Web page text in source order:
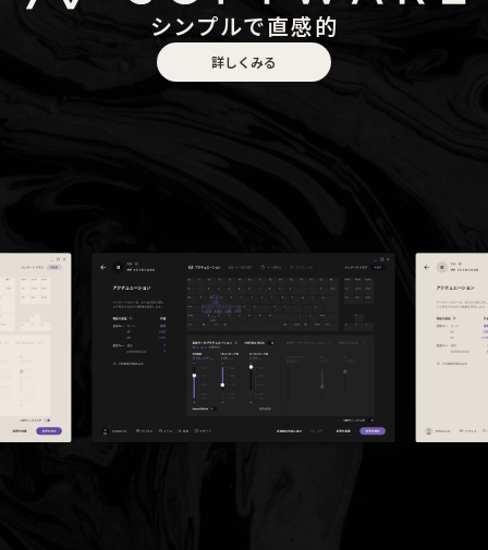
シンプルで直感的
詳しくみる